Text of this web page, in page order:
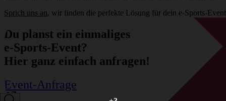
Sprich uns an, wir finden die perfekte Lösung für dein e-Sports-
Du planst ein einmaliges
e-Sports-Event?
Hier ganz einfach anfragen!
Event-Anfrage